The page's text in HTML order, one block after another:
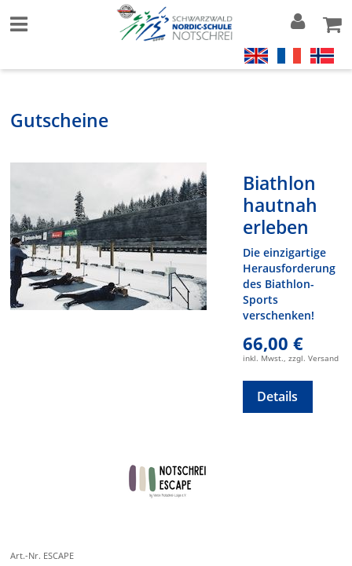
Gutscheine
Biathlon
hautnah
erleben
Die einzigartige
Herausforderung
des Biathlon-
Sports
verschenken!
66,00 €
inkl. Mwst., zzgl. Versand
Details
Art.-Nr. ESCAPE